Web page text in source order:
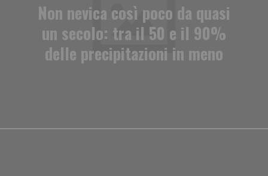
Non nevica così poco da quasi
un secolo: tra il 50 e il 90%
delle precipitazioni in meno